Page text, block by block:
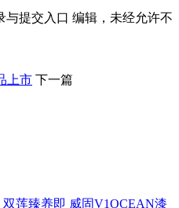
与提交入口 编辑，未经允许不
上市 下一篇
莲臻养即 威固V1OCEAN漆